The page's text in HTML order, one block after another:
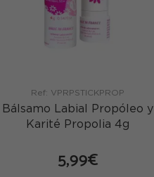
Ref: VPRPSTICKPROP
Bálsamo Labial Propóleo y
Karité Propolia 4g
5,99€